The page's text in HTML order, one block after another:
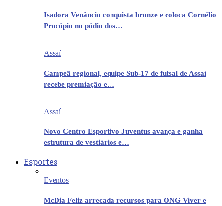
Isadora Venâncio conquista bronze e coloca Cornélio
Procópio no pódio dos…
Assaí
Campeã regional, equipe Sub-17 de futsal de Assaí
recebe premiação e…
Assaí
Novo Centro Esportivo Juventus avança e ganha
estrutura de vestiários e…
Esportes
Eventos
McDia Feliz arrecada recursos para ONG Viver e